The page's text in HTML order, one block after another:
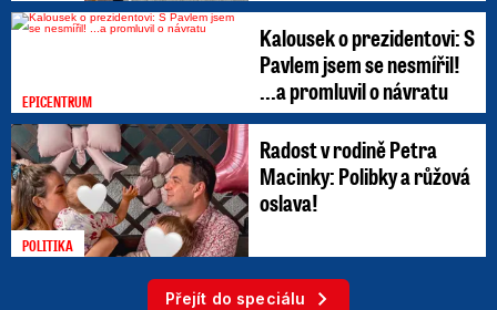
EPICENTRUM
Kalousek o prezidentovi: S
Pavlem jsem se nesmířil!
...a promluvil o návratu
POLITIKA
Radost v rodině Petra
Macinky: Polibky a růžová
oslava!
Přejít do speciálu